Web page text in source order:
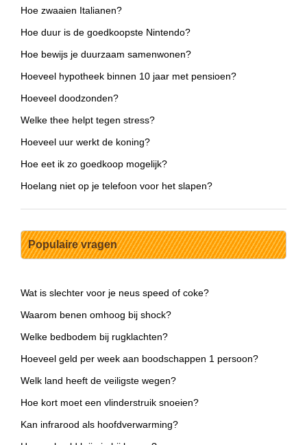
Hoe zwaaien Italianen?
Hoe duur is de goedkoopste Nintendo?
Hoe bewijs je duurzaam samenwonen?
Hoeveel hypotheek binnen 10 jaar met pensioen?
Hoeveel doodzonden?
Welke thee helpt tegen stress?
Hoeveel uur werkt de koning?
Hoe eet ik zo goedkoop mogelijk?
Hoelang niet op je telefoon voor het slapen?
Populaire vragen
Wat is slechter voor je neus speed of coke?
Waarom benen omhoog bij shock?
Welke bedbodem bij rugklachten?
Hoeveel geld per week aan boodschappen 1 persoon?
Welk land heeft de veiligste wegen?
Hoe kort moet een vlinderstruik snoeien?
Kan infrarood als hoofdverwarming?